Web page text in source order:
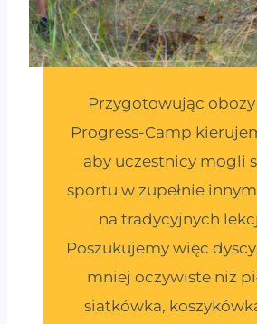
Przygotowując
Progress-Camp
aby uczestnicy mogli
sportu w zupełnie
na tradycyjnych
Poszukujemy więc
mniej oczywiste niż
siatkówka,